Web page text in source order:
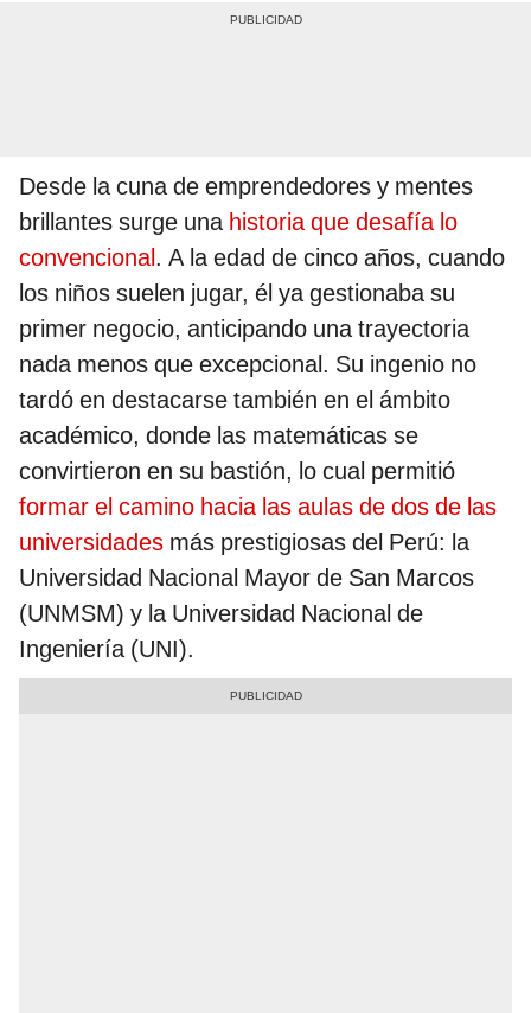
Desde la cuna de emprendedores y mentes
brillantes surge unahistoria que desafía lo
convencional. A la edad de cinco años, cuando
los niños suelen jugar, él ya gestionaba su
primer negocio, anticipando una trayectoria
nada menos que excepcional. Su ingenio no
tardó en destacarse también en el ámbito
académico, donde las matemáticas se
convirtieron en su bastión, lo cual permitió
formar el camino hacia las aulas de dos de las
universidades más prestigiosas del Perú: la
Universidad Nacional Mayor de San Marcos
(UNMSM) y la Universidad Nacional de
Ingeniería (UNI).